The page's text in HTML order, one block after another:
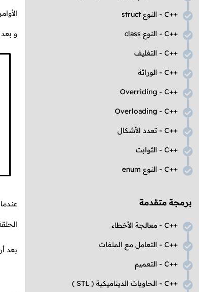
C++ - النوع struct
C++ - النوع class
C++ - التغليف
C++ - الوراثة
C++
-
Overriding
C++
-
Overloading
C++ - تعدد الأشكال
C++ - الثوابت
C++ - النوع enum
برمجة متقدمة
C++ - معالجة الأخطاء
C++ - التعامل مع الملفات
C++ - التعميم
C++ - الحاويات الديناميكية ( STL
)
و
بعد